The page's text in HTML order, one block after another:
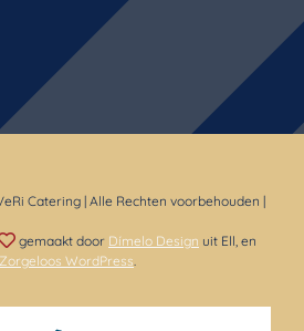
Catering | Alle Rechten voorbehouden |
gemaakt door Dímelo Design uit Ell, en
Zorgeloos WordPress.